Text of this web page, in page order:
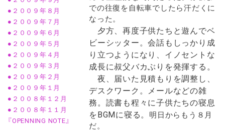
●２００９年８月
●２００９年７月
●２００９年６月
●２００９年５月
●２００９年４月
●２００９年３月
●２００９年２月
●２００９年１月
●２００８年１２月
●２００８年１１月
『OPENNING NOTE』
での往復を自転車でしたら汗だくに
なった。
夕方、再度子供たちと遊んでベ
ビーシッター。会話もしっかり成
り立つようになり、イノセントな
成長に叔父バカぶりを発揮する。
夜、届いた見積もりを調整し、
デスクワーク。メールなどの雑
務。読書も程々に子供たちの寝息
をBGMに寝る。 明日からもう８月
だ。